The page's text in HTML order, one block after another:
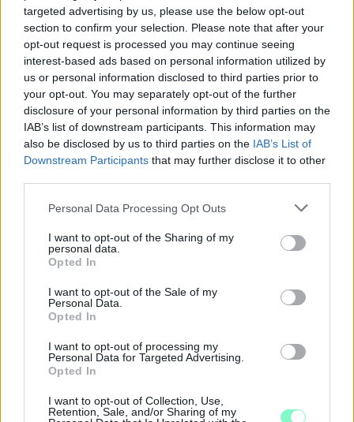
targeted advertising by us, please use the below opt-out
section to confirm your selection. Please note that after your
opt-out request is processed you may continue seeing
interest-based ads based on personal information utilized by
us or personal information disclosed to third parties prior to
your opt-out. You may separately opt-out of the further
disclosure of your personal information by third parties on the
IAB’s list of downstream participants. This information may
also be disclosed by us to third parties on the IAB’s List of
Downstream Participants that may further disclose it to other
Please note that this website/app uses one or more Google
not limited to your visit or usage behaviour. You may click to
grant or deny consent to Google and its third-party tags to
use your data for below specified purposes in below Google
consent section.
Personal Data Processing Opt Outs
I want to opt-out of the Sharing of my
personal data.
Opted In
I want to opt-out of the Sale of my
Personal Data.
Opted In
I want to opt-out of processing my
Personal Data for Targeted Advertising.
Opted In
I want to opt-out of Collection, Use,
Retention, Sale, and/or Sharing of my
ÁTADJÁK A MEGÚJULT ERZSÉBET LIGETI
KRESZ-PARKOT GYŐRBEN – CSALÁDI
PROGRAMOKKAL ÜNNEPLIK A FELÚJÍTÁST
Ügyességi versenyek, KRESZ-kvíz, ingyenes kerékpár- és e-
rollerjelölés is várja a családokat augusztus 8-án.